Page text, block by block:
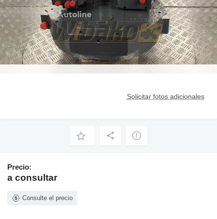
Solicitar fotos adicionales
Precio:
a consultar
Consulte el precio